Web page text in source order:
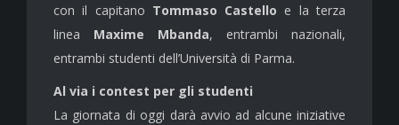
con il capitano Tommaso Castello e la terza
linea Maxime Mbanda, entrambi nazionali,
entrambi studenti dell’Università di Parma.
Al via i contest per gli studenti
La giornata di oggi darà avvio ad alcune iniziative